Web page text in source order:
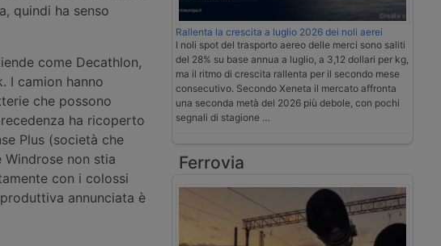
quindi ha senso
come Decathlon,
I camion hanno
che possono
ha ricoperto
Plus (società che
non stia
con i colossi
annunciata è
Rallenta la crescita a luglio 2026 dei noli aerei
I noli spot del trasporto aereo delle merci sono saliti
del 28% su base annua a luglio, a 3,12 dollari per kg,
ma il ritmo di crescita rallenta per il secondo mese
consecutivo. Secondo Xeneta il mercato affronta
una seconda metà del 2026 più debole, con pochi
segnali di stagione …
Ferrovia